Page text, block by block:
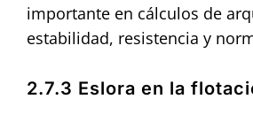
importante en cálculos de
estabilidad, resistencia y
2.7.3 Eslora en la